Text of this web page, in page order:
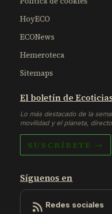
HoyECO
ECONews
Hemeroteca
Sitemaps
El boletín de
Lo más destacado de la
movilidad y el planeta,
SUSCRÍBETE →
Síguenos en
Redes sociales